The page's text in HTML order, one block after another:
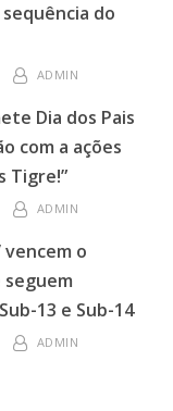
do
ADMIN
Dia dos Pais
com a ações
Tigre!”
ADMIN
vencem o
seguem
13 e Sub-14
ADMIN